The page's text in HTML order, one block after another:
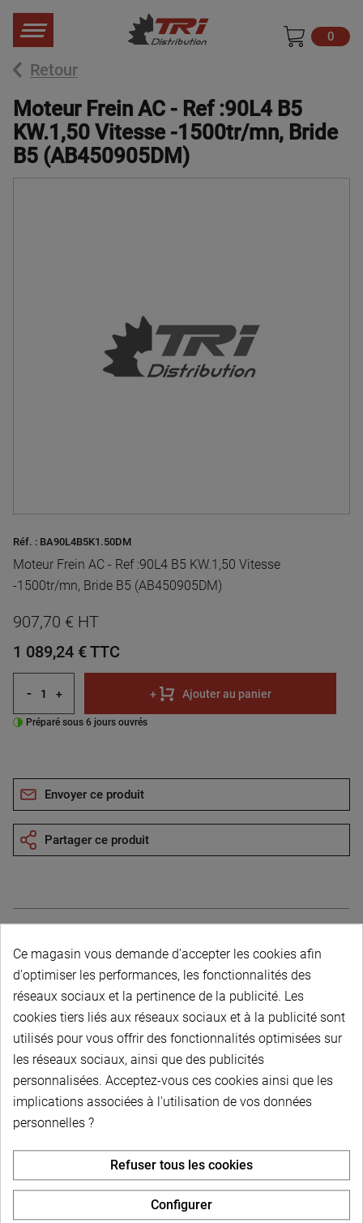
0
Retour
Moteur Frein AC - Ref :90L4 B5
KW.1,50 Vitesse -1500tr/mn, Bride
B5 (AB450905DM)
Réf. : BA90L4B5K1.50DM
Moteur Frein AC - Ref :90L4 B5 KW.1,50 Vitesse
-1500tr/mn, Bride B5 (AB450905DM)
907,70 € HT
1 089,24 €TTC
- + + Ajouter au panier
Préparé sous 6 jours ouvrés
Envoyer ce produit
Partager ce produit
Description du produit
PAIEMENT SÉCURISÉ
LIVRAISON PERSONNALISÉE
Ce magasin vous demande d'accepter les cookies afin
d'optimiser les performances, les fonctionnalités des
réseaux sociaux et la pertinence de la publicité. Les
cookies tiers liés aux réseaux sociaux et à la publicité sont
utilisés pour vous offrir des fonctionnalités optimisées sur
les réseaux sociaux, ainsi que des publicités
personnalisées. Acceptez-vous ces cookies ainsi que les
implications associées à l'utilisation de vos données
personnelles ?
Refuser tous les cookies
Configurer